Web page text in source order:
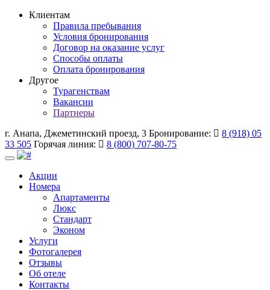
Клиентам
Правила пребывания
Условия бронирования
Договор на оказание услуг
Способы оплаты
Оплата бронирования
Другое
Турагенствам
Вакансии
Партнеры
г. Анапа, Джеметинский проезд, 3 Бронирование:
8 (918) 05
33 505 Горячая линия: 8 (800) 707-80-75
Toggle
navigationАкции
Номера
Апартаменты
Люкс
Стандарт
Эконом
Услуги
Фотогалерея
Отзывы
Об отеле
Контакты